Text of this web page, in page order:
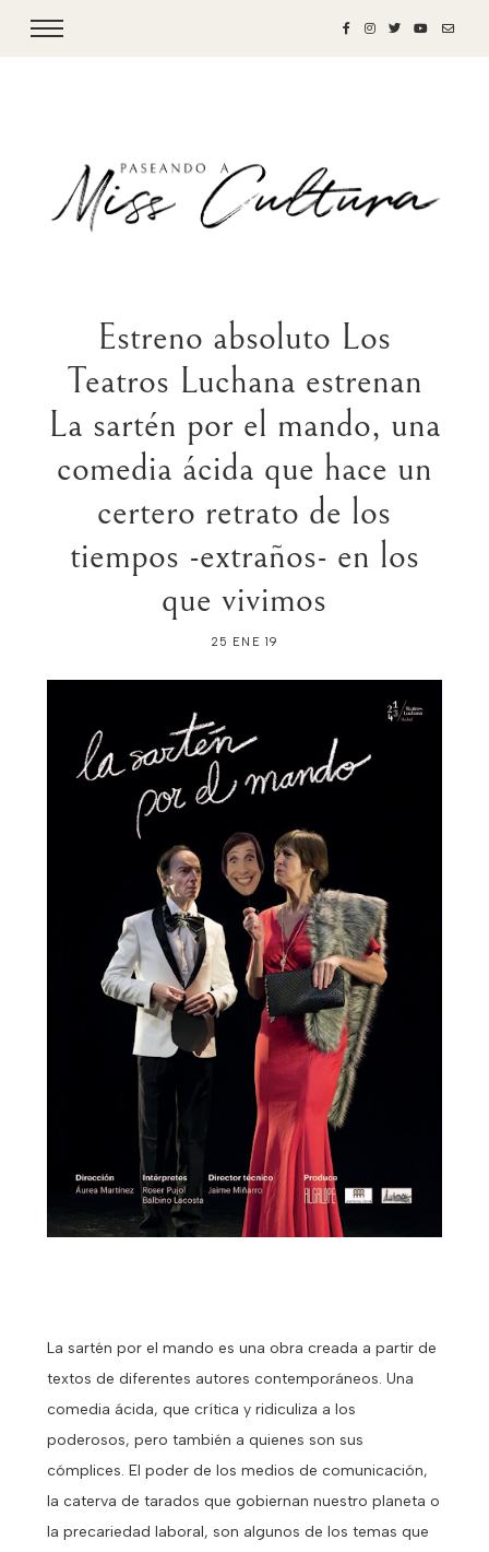
Estreno absoluto Los
Teatros Luchana estrenan
La sartén por el mando, una
comedia ácida que hace un
certero retrato de los
tiempos -extraños- en los
que vivimos
25 ENE 19
La sartén por el mando es una obra creada a partir de
textos de diferentes autores contemporáneos. Una
comedia ácida, que crítica y ridiculiza a los
poderosos, pero también a quienes son sus
cómplices. El poder de los medios de comunicación,
la caterva de tarados que gobiernan nuestro planeta o
la precariedad laboral, son algunos de los temas que